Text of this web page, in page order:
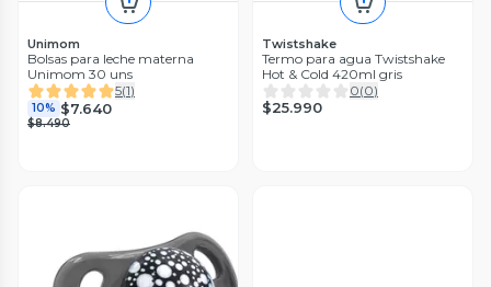
Unimom
Bolsas para leche materna
Unimom 30 uns
5(1)
10% $7.640
$8.490
Twistshake
Termo para agua Twistshake
Hot & Cold 420ml gris
0(0)
$25.990